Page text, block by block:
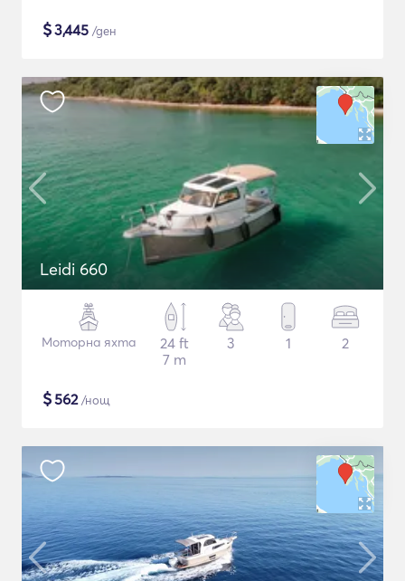
$3,445 /ден
Leidi 660
Моторна яхта
24 ft
7 m
3 1 2
$562/нощ